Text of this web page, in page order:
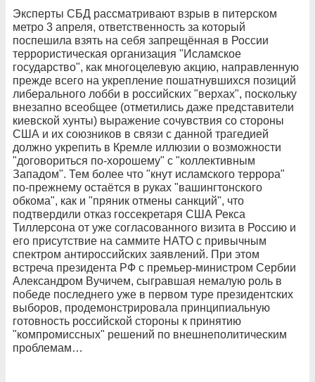
Эксперты СБД рассматривают взрыв в питерском
метро 3 апреля, ответственность за который
поспешила взять на себя запрещённая в России
террористическая организация "Исламское
государство", как многоцелевую акцию, направленную
прежде всего на укрепление пошатнувшихся позиций
либерального лобби в российских "верхах", поскольку
внезапно всеобщее (отметились даже представители
киевской хунты) выражение сочувствия со стороны
США и их союзников в связи с данной трагедией
должно укрепить в Кремле иллюзии о возможности
"договориться по-хорошему" с "коллективным
Западом". Тем более что "кнут исламского террора"
по-прежнему остаётся в руках "вашингтонского
обкома", как и "пряник отмены санкций", что
подтвердили отказ госсекретаря США Рекса
Тиллерсона от уже согласованного визита в Россию и
его присутствие на саммите НАТО с привычным
спектром антироссийских заявлений. При этом
встреча президента РФ с премьер-министром Сербии
Александром Вучичем, сыгравшая немалую роль в
победе последнего уже в первом туре президентских
выборов, продемонстрировала принципиальную
готовность российской стороны к принятию
"компромиссных" решений по внешнеполитическим
проблемам…